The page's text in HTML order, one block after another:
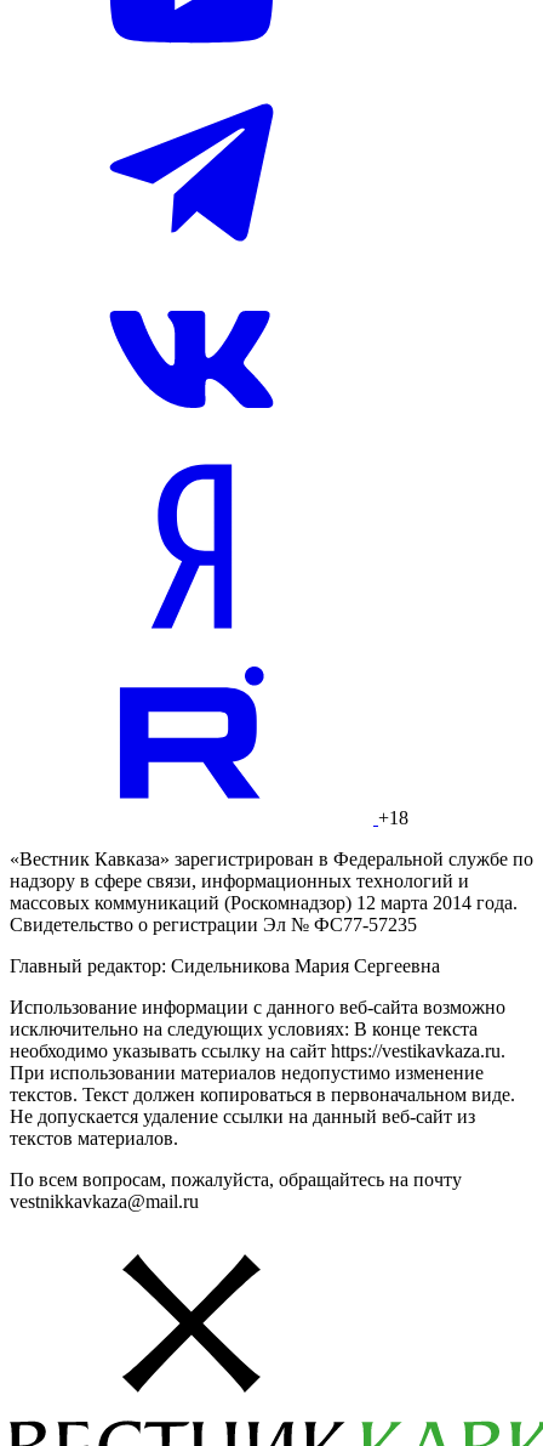
+18
«Вестник Кавказа» зарегистрирован в Федеральной службе по
надзору в сфере связи, информационных технологий и
массовых коммуникаций (Роскомнадзор) 12 марта 2014 года.
Свидетельство о регистрации Эл № ФС77-57235
Главный редактор: Сидельникова Мария Сергеевна
Использование информации с данного веб-сайта возможно
исключительно на следующих условиях: В конце текста
необходимо указывать ссылку на сайт https://vestikavkaza.ru.
При использовании материалов недопустимо изменение
текстов. Текст должен копироваться в первоначальном виде.
Не допускается удаление ссылки на данный веб-сайт из
текстов материалов.
По всем вопросам, пожалуйста, обращайтесь на почту
vestnikkavkaza@mail.ru